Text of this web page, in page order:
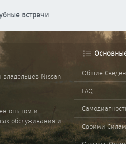
встречи
Nissan
опытом и
обслуживания и
Общие
FAQ
Своими